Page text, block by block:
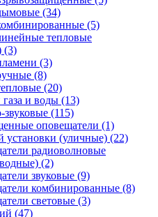
(34)
(5)
тепловые
(3)
(3)
(8)
(20)
и воды (13)
звуковые (115)
оповещатели (1)
установки (уличные) (22)
радиоволновые
(2)
звуковые (9)
комбинированные (8)
световые (3)
(47)